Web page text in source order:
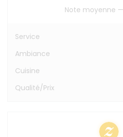
Note moyenne —
Service
Ambiance
Cuisine
Qualité/Prix